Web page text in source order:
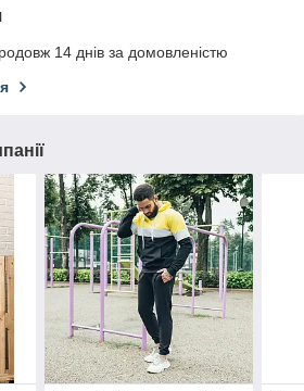
14 днів за домовленістю